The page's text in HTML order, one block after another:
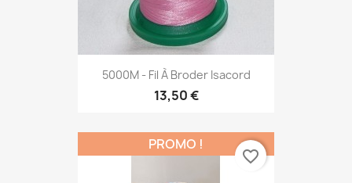
5000M - Fil À Broder Isacord
13,50 €
PROMO !
favorite_border